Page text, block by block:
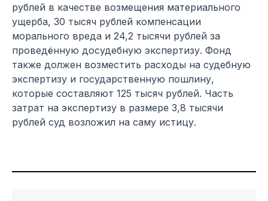
рублей в качестве возмещения материального
ущерба, 30 тысяч рублей компенсации
морального вреда и 24,2 тысячи рублей за
проведённую досудебную экспертизу. Фонд
также должен возместить расходы на судебную
экспертизу и государственную пошлину,
которые составляют 125 тысяч рублей. Часть
затрат на экспертизу в размере 3,8 тысячи
рублей суд возложил на саму истицу.